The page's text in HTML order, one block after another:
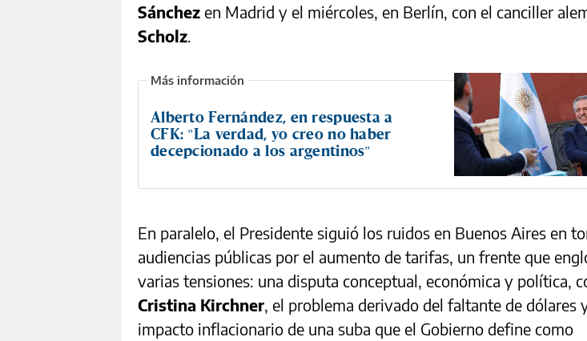
Sánchez en Madrid y el miércoles, en Berlín, con el canciller
Scholz.
Alberto Fernández, en respuesta a
CFK: "La verdad, yo creo no haber
decepcionado a los argentinos"
En paralelo, el Presidente siguió los ruidos en Buenos Aires en
audiencias públicas por el aumento de tarifas, un frente que
varias tensiones: una disputa conceptual, económica y política,
Cristina Kirchner, el problema derivado del faltante de dólares
impacto inflacionario de una suba que el Gobierno define como